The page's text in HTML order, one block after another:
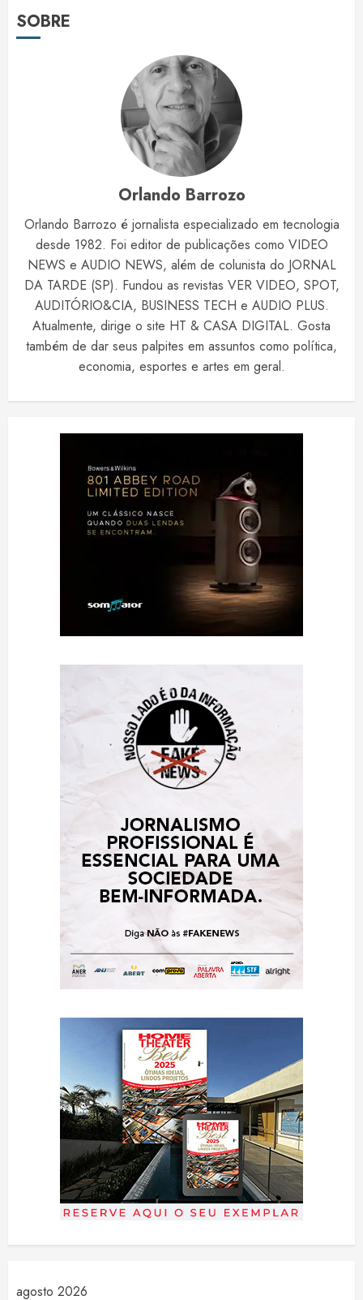
SOBRE
Orlando Barrozo
Orlando Barrozo é jornalista especializado em tecnologia
desde 1982. Foi editor de publicações como VIDEO
NEWS e AUDIO NEWS, além de colunista do JORNAL
DA TARDE (SP). Fundou as revistas VER VIDEO, SPOT,
AUDITÓRIO&CIA, BUSINESS TECH e AUDIO PLUS.
Atualmente, dirige o site HT & CASA DIGITAL. Gosta
também de dar seus palpites em assuntos como política,
economia, esportes e artes em geral.
agosto 2026